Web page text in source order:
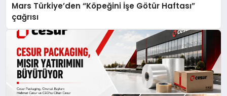
Mars Türkiye’den “Köpeğini İşe Götür Haftası”
çağrısı